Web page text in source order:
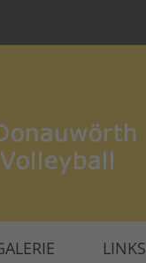
LINKS